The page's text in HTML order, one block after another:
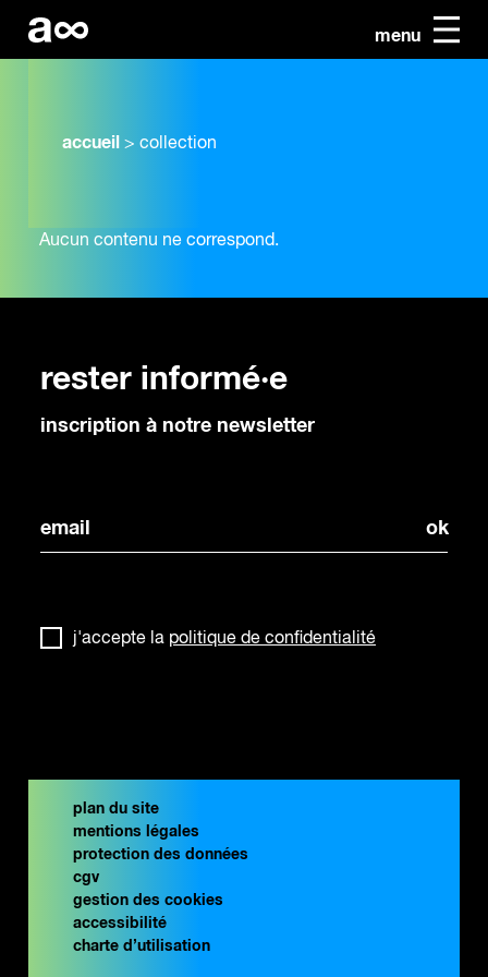
menu
accueil > collection
Aucun contenu ne correspond.
rester informé·e
inscription à notre newsletter
j'accepte la politique de confidentialité
plan du site
mentions légales
protection des données
cgv
gestion des cookies
accessibilité
charte d’utilisation